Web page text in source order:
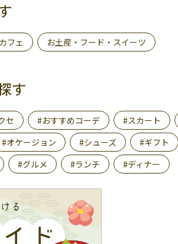
フェ お土産・フード・スイーツ
す
セ #おすすめコーデ #スカート
#オケージョン #シューズ #ギフト
#グルメ #ランチ #ディナー